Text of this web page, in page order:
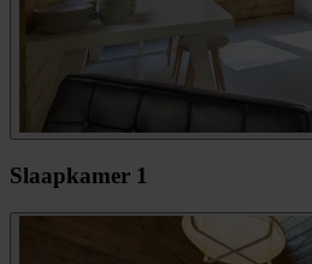
Slaapkamer 1